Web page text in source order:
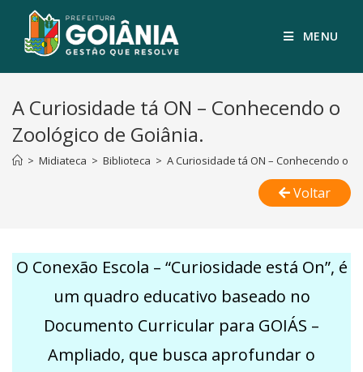
MENU
A Curiosidade tá ON – Conhecendo o
Zoológico de Goiânia.
> Midiateca > Biblioteca > A Curiosidade tá ON – Conhecendo o
Voltar
O Conexão Escola – “Curiosidade está On”, é
um quadro educativo baseado no
Documento Curricular para GOIÁS –
Ampliado, que busca aprofundar o